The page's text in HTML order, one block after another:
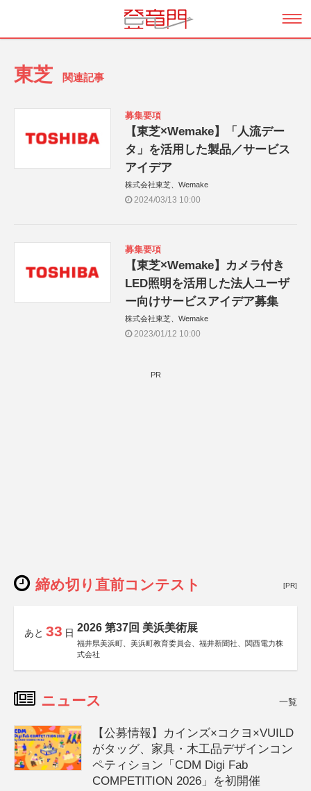
東芝 関連記事
募集要項
【東芝×Wemake】「人流デー
タ」を活用した製品／サービス
アイデア
株式会社東芝、Wemake
2024/03/13 10:00
募集要項
【東芝×Wemake】カメラ付き
LED照明を活用した法人ユーザ
ー向けサービスアイデア募集
株式会社東芝、Wemake
2023/01/12 10:00
PR
締め切り直前コンテスト [PR]
あと 33 日 2026 第37回 美浜美術展
福井県美浜町、美浜町教育委員会、福井新聞社、関西電力株
式会社
ニュース 一覧
【公募情報】カインズ×コクヨ×VUILD
がタッグ、家具・木工品デザインコン
ペティション「CDM Digi Fab
COMPETITION 2026」を初開催